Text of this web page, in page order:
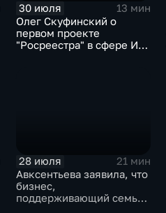
30 июля
13 мин
Олег Скуфинский о
первом проекте
"Росреестра" в сфере ИИ
28 июля
21 мин
Авксентьева заявила, что
бизнес,
поддерживающий семьи,